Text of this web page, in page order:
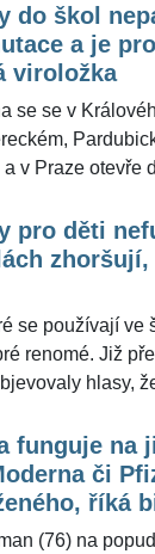
došlo. "Na
reorganizaci
do škol
a je
viroložka
se se v
v Praze otevře
testů.
za vhodný
na PCR testy.
ŽivotvČesku.cz
pro děti
se používají ve
renomé. Již
hlasy,
menší virovou
test,"
bioložka
funguje na
či
říká
(76) na